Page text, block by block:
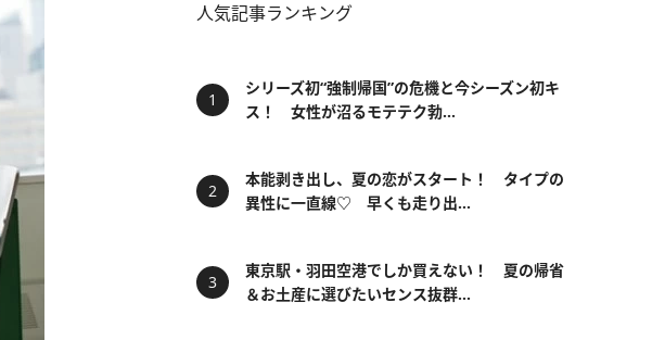
人気記事ランキング
シリーズ初“強制帰国”の危機と今シーズン初キ
ス！ 女性が沼るモテテク勃...
本能剥き出し、夏の恋がスタート！ タイプの
異性に一直線♡ 早くも走り出...
東京駅・羽田空港でしか買えない！ 夏の帰省
＆お土産に選びたいセンス抜群...